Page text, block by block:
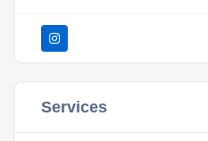
Services